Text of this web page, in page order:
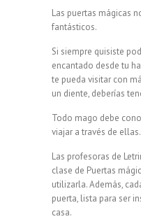
Las puertas mágicas
fantásticos.
Si siempre quisiste
encantado desde tu
te pueda visitar con
un diente, deberías
Todo mago debe
viajar a través de ellas.
Las profesoras de
clase de Puertas
utilizarla. Además,
puerta, lista para ser
casa.